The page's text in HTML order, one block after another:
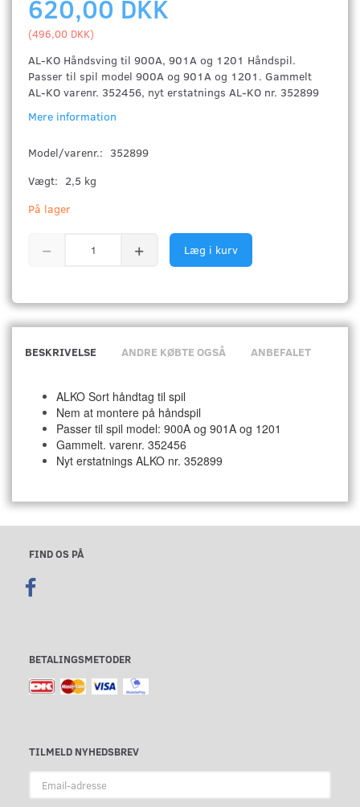
620,00 DKK
(496,00 DKK)
AL-KO Håndsving til 900A, 901A og 1201 Håndspil.
Passer til spil model 900A og 901A og 1201. Gammelt
AL-KO varenr. 352456, nyt erstatnings AL-KO nr. 352899
Mere information
Model/varenr.: 352899
Vægt: 2,5 kg
På lager
Læg i kurv
BESKRIVELSE ANDRE KØBTE OGSÅ ANBEFALET
ALKO Sort håndtag til spil
Nem at montere på håndspil
Passer til spil model: 900A og 901A og 1201
Gammelt. varenr. 352456
Nyt erstatnings ALKO nr. 352899
FIND OS PÅ
BETALINGSMETODER
TILMELD NYHEDSBREV
adresse